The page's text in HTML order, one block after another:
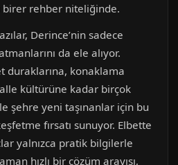
birer rehber niteliğinde.
Derince’nin sadece
da ele alıyor.
duraklarına, konaklama
kültürüne kadar birçok
şehre yeni taşınanlar için bu
fırsatı sunuyor. Elbette
yalnızca pratik bilgilerle
hızlı bir çözüm arayışı,